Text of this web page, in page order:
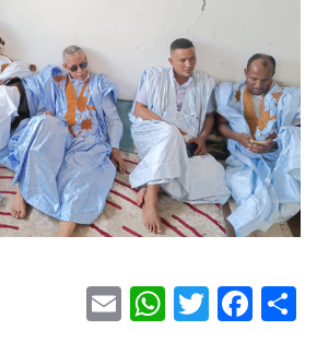
Share
Facebook
Twitter
WhatsApp